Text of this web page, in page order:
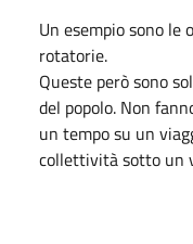
Un esempio sono le
rotatorie.
Queste però sono
del popolo. Non
un tempo su un
collettività sotto un